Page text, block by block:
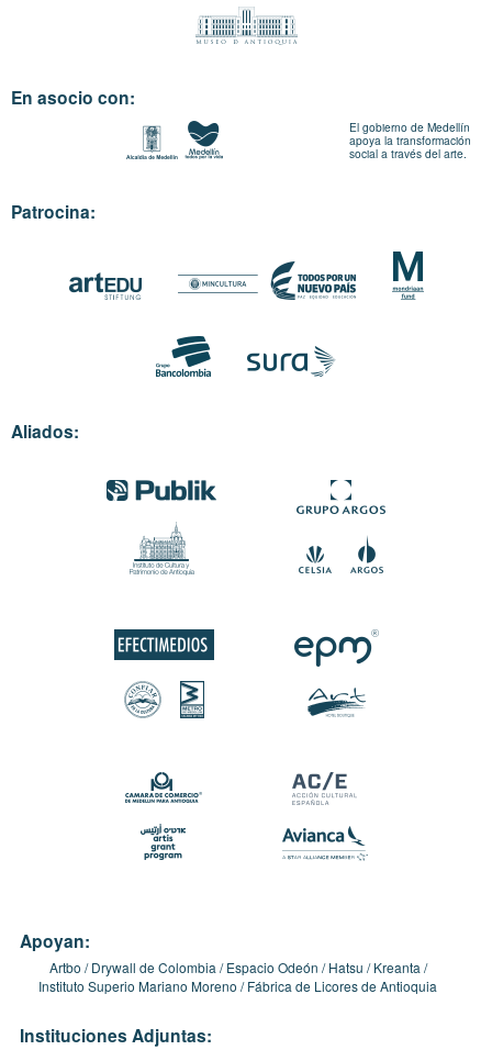
En asocio con:
El gobierno de Medellín
apoya la transformación
social a través del arte.
Patrocina:
Aliados:
Apoyan:
Artbo Drywall de Colombia Espacio Odeón Hatsu
Kreanta
Instituto Superio Mariano Moreno
Fábrica de Licores de Antioquia
Instituciones Adjuntas: